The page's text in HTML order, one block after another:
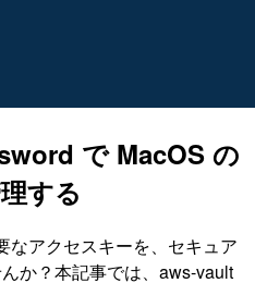
で MacOS の
する
なアクセスキーを、セキュア
か？本記事では、aws-vault